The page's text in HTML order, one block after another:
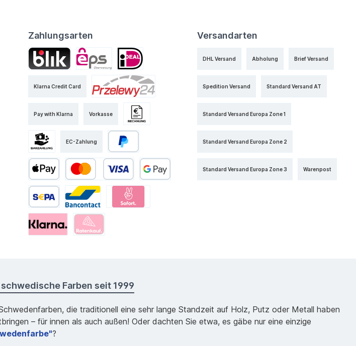
Zahlungsarten
Klarna Credit Card
Pay with Klarna Vorkasse
EC-Zahlung
Versandarten
DHL Versand Abholung Brief Versand
Spedition Versand Standard Versand AT
Standard Versand Europa Zone 1
Standard Versand Europa Zone 2
Standard Versand Europa Zone 3 Warenpost
Farben seit 1999
die traditionell eine sehr lange Standzeit auf Holz, Putz oder Metall haben
– für innen als auch außen! Oder dachten Sie etwa, es gäbe nur eine einzige
?